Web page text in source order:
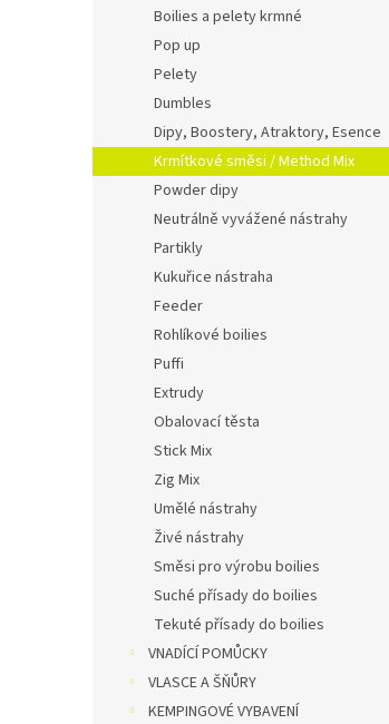
Boilies a pelety krmné
Pop up
Pelety
Dumbles
Dipy, Boostery, Atraktory, Esence
Krmítkové směsi / Method Mix
Powder dipy
Neutrálně vyvážené nástrahy
Partikly
Kukuřice nástraha
Feeder
Rohlíkové boilies
Puffi
Extrudy
Obalovací těsta
Stick Mix
Zig Mix
Umělé nástrahy
Živé nástrahy
Směsi pro výrobu boilies
Suché přísady do boilies
Tekuté přísady do boilies
VNADÍCÍ POMŮCKY
VLASCE A ŠŇŮRY
KEMPINGOVÉ VYBAVENÍ